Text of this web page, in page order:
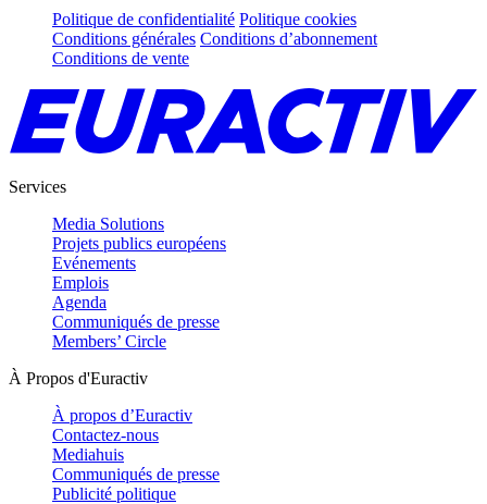
Politique de confidentialité Politique cookies
Conditions générales Conditions d’abonnement
Conditions de vente
Services
Media Solutions
Projets publics européens
Evénements
Emplois
Agenda
Communiqués de presse
Members’ Circle
À Propos d'Euractiv
À propos d’Euractiv
Contactez-nous
Mediahuis
Communiqués de presse
Publicité politique